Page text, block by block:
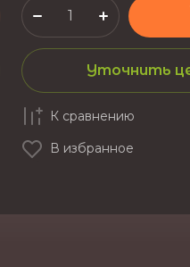
Уточнить
К сравнению
В избранное